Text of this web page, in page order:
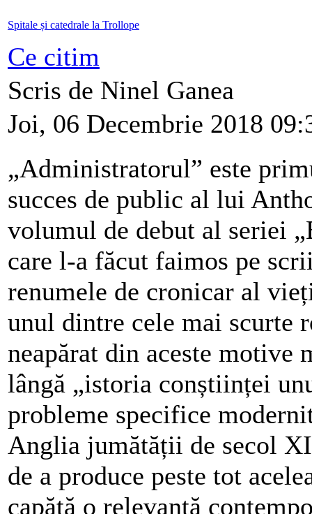
Spitale și catedrale la Trollope
Ce citim
Scris de Ninel Ganea
Joi, 06 Decembrie 2018
„Administratorul” este
succes de public al lui
volumul de debut al seriei
care l-a făcut faimos pe
renumele de cronicar al
unul dintre cele mai scurte
neapărat din aceste motive
lângă „istoria conștiinței
probleme specifice
Anglia jumătății de secol
de a produce peste tot
capătă o relevanță